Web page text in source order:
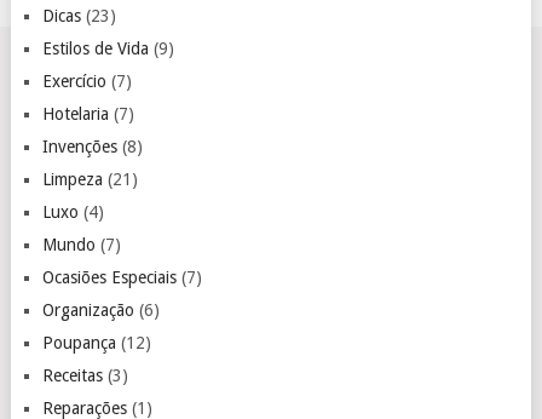
Dicas(23)
Estilos de Vida (9)
Exercício (7)
Hotelaria (7)
Invenções(8)
Limpeza (21)
Luxo (4)
Mundo (7)
Ocasiões Especiais(7)
Organização (6)
Poupança (12)
Receitas(3)
Reparações(1)